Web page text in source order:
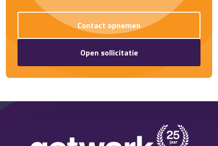
Contact opnemen
Open sollicitatie